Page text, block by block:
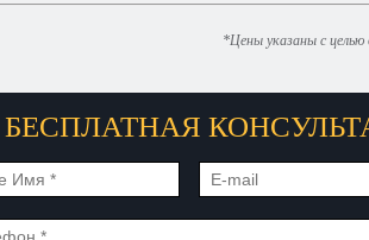
*Цены указаны с целью
БЕСПЛАТНАЯ